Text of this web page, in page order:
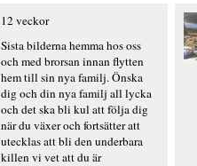
12 veckor
Sista bilderna hemma hos oss
och med brorsan innan flytten
hem till sin nya familj. Önska
dig och din nya familj all lycka
och det ska bli kul att följa dig
när du växer och fortsätter att
utecklas att bli den underbara
killen vi vet att du är